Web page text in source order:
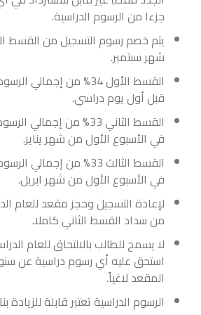
جزءا من الرسوم الدراسية.
يتم خصم رسوم التسجيل من القسط
شهر سبتمبر.
القسط الأول 34% من
قبل أول يوم دراسي.
القسط الثاني 33% من
في الأسبوع الأول من شهر يناير.
القسط الثالث 33% من
في الأسبوع الأول من شهر ابريل.
لإعادة التسجيل وحجز مقعد للعام
من سداد القسط الثاني كاملا.
لا يسمح للطالب بالالتحاق للعام
استحق عليه أي رسوم دراسية عن
المقعد لاغياً.
الرسوم الدراسية تعتبر قابلة للزيادة